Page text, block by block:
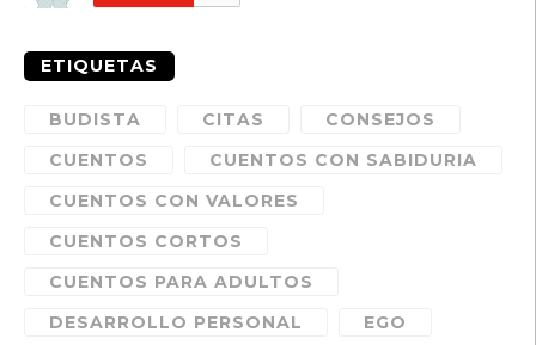
ETIQUETAS
BUDISTA CITAS
CONSEJOS
CUENTOS
CUENTOS CON SABIDURIA
CUENTOS CON VALORES
CUENTOS CORTOS
CUENTOS PARA ADULTOS
DESARROLLO PERSONAL
EGO